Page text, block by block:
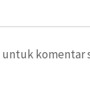
untuk komentar